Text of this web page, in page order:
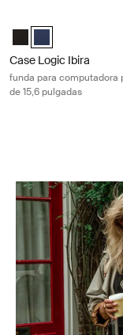
Case Logic Ibira
Case Logic Ibira
Case Logic Ibira
funda para computadora
de 15,6 pulgadas